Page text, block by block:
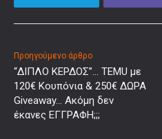
Προηγούμενο άρθρο
“ΔΙΠΛΟ ΚΕΡΔΟΣ”… TEMU με
120€ Κουπόνια & 250€ ΔΩΡΑ
Giveaway… Ακόμη δεν
έκανες ΕΓΓΡΑΦΗ;;;